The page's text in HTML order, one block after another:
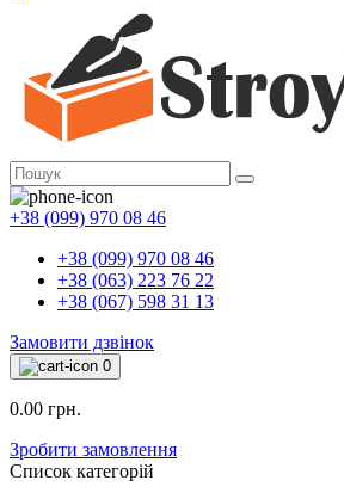
+38 (099) 970 08 46
+38 (099) 970 08 46
+38 (063) 223 76 22
+38 (067) 598 31 13
Замовити дзвінок
0
0.00 грн.
Зробити замовлення
Список категорій